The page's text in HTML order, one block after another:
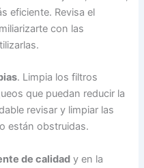
eficiente. Revisa el
con las
. Limpia los filtros
que puedan reducir la
revisar y limpiar las
están obstruidas.
de calidad y en la